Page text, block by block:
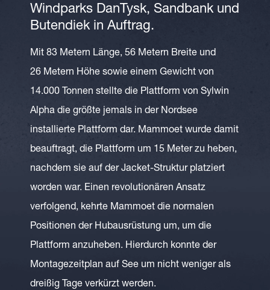
Windparks DanTysk, Sandbank und
Butendiek in Auftrag.
Mit 83 Metern Länge, 56 Metern Breite und
26 Metern Höhe sowie einem Gewicht von
14.000 Tonnen stellte die Plattform von Sylwin
Alpha die größte jemals in der Nordsee
installierte Plattform dar. Mammoet wurde damit
beauftragt, die Plattform um 15 Meter zu heben,
nachdem sie auf der Jacket-Struktur platziert
worden war. Einen revolutionären Ansatz
verfolgend, kehrte Mammoet die normalen
Positionen der Hubausrüstung um, um die
Plattform anzuheben. Hierdurch konnte der
Montagezeitplan auf See um nicht weniger als
dreißig Tage verkürzt werden.